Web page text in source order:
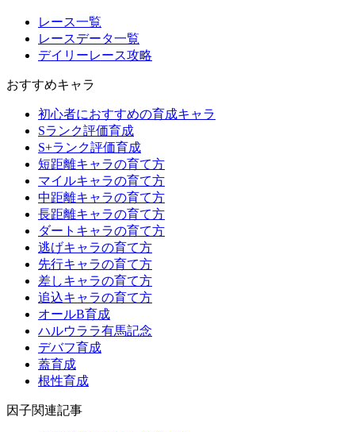
レース一覧
レースデータ一覧
デイリーレース攻略
おすすめキャラ
初心者におすすめの育成キャラ
Sランク評価育成
S+ランク評価育成
短距離キャラの育て方
マイルキャラの育て方
中距離キャラの育て方
長距離キャラの育て方
ダートキャラの育て方
逃げキャラの育て方
先行キャラの育て方
差しキャラの育て方
追込キャラの育て方
オールB育成
ハルウララ有馬記念
デバフ育成
蓋育成
根性育成
因子関連記事